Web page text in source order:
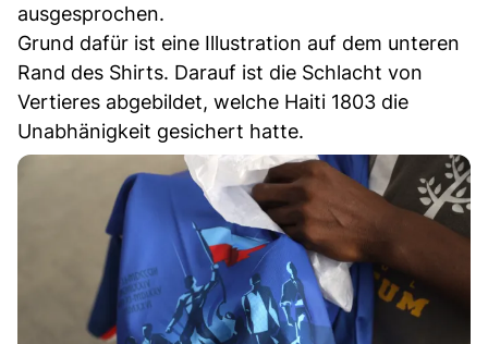
ausgesprochen.
Grund dafür ist eine Illustration auf dem unteren
Rand des Shirts. Darauf ist die Schlacht von
Vertieres abgebildet, welche Haiti 1803 die
Unabhänigkeit gesichert hatte.